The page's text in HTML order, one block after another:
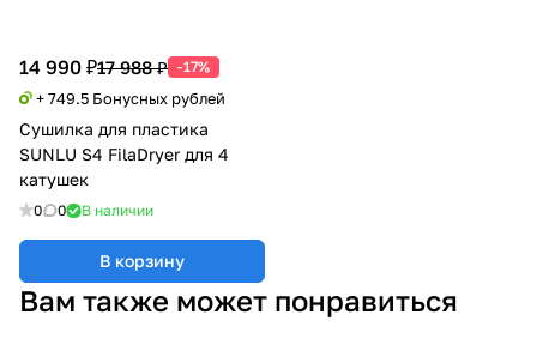
14 990 ₽17 988 ₽ -17%
+ 749.5 Бонусных рублей
Сушилка для пластика
SUNLU S4 FilaDryer для 4
катушек
0 0 В наличии
В корзину
Вам также может понравиться